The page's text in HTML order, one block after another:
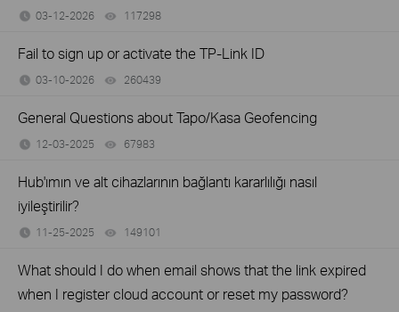
03-12-2026 117298
Fail to sign up or activate the TP-Link ID
03-10-2026 260439
General Questions about Tapo/Kasa Geofencing
12-03-2025 67983
Hub'ımın ve alt cihazlarının bağlantı kararlılığı nasıl
iyileştirilir?
11-25-2025 149101
What should I do when email shows that the link expired
when I register cloud account or reset my password?